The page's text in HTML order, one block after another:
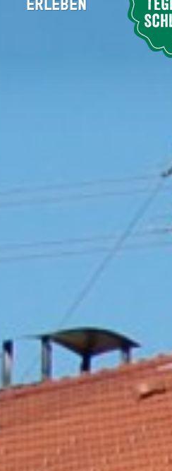
ERLEBEN
Suche abschicken